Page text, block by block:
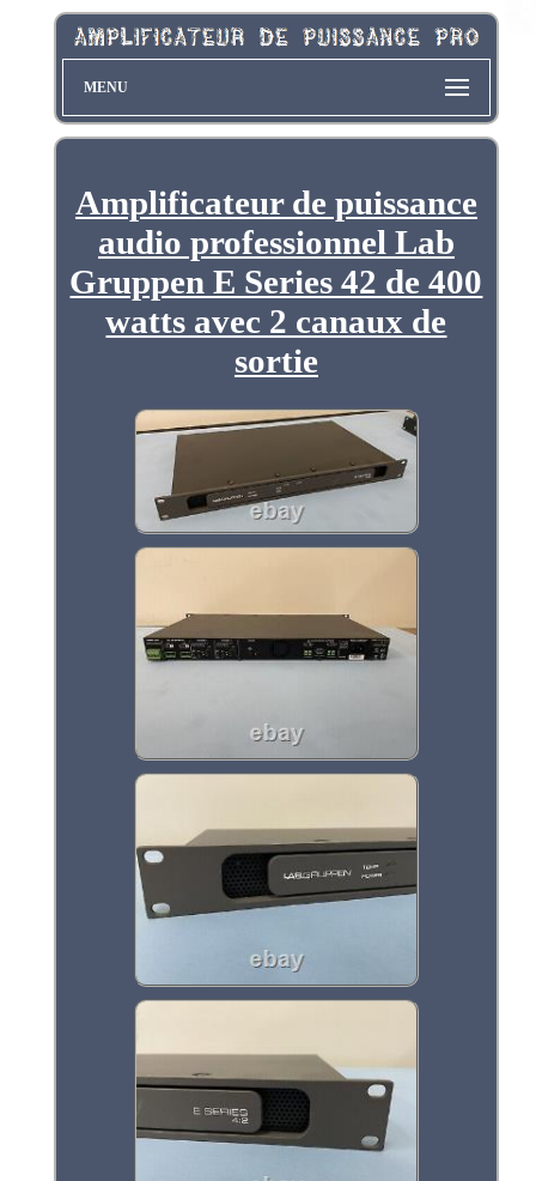
MENU
Amplificateur de puissance
audio professionnel Lab
Gruppen E Series 42 de 400
watts avec 2 canaux de
sortie